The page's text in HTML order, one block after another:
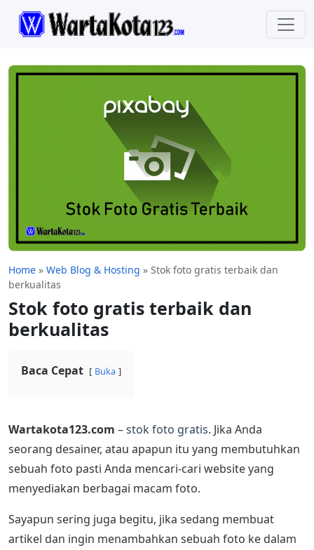
Home » Web Blog & Hosting » Stok foto gratis terbaik dan
berkualitas
Stok foto gratis terbaik dan
berkualitas
Baca Cepat Buka
Wartakota123.com –stok foto gratis. Jika Anda
seorang desainer, atau apapun itu yang membutuhkan
sebuah foto pasti Anda mencari-cari website yang
menyediakan berbagai macam foto.
Sayapun sering juga begitu, jika sedang membuat
artikel dan ingin menambahkan sebuah foto ke dalam